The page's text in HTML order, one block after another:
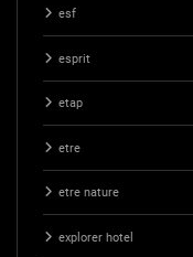
esf
esprit
etap
etre
etre nature
explorer hotel